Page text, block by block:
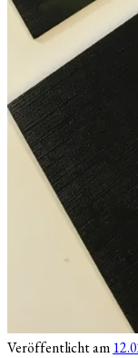
Veröffentlicht am